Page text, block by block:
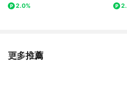
2.0%
更多推薦
看更多